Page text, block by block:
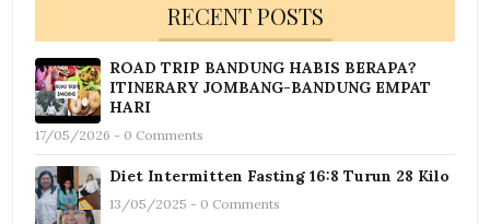
RECENT POSTS
ROAD TRIP BANDUNG HABIS BERAPA?
ITINERARY JOMBANG-BANDUNG EMPAT
HARI
17/05/2026 - 0 Comments
Diet Intermitten Fasting 16:8 Turun 28 Kilo
13/05/2025 - 0 Comments